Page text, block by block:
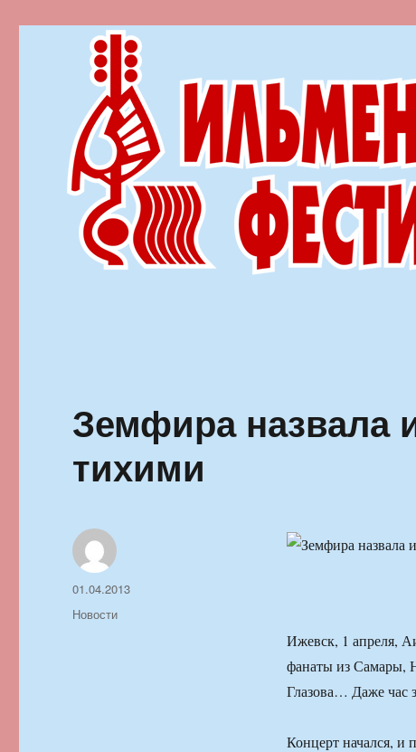
Земфира назвала
тихими
Ижевск, 1 апреля,
фанаты из Самары,
Глазова… Даже час
Концерт начался, и
Автор
Опубликовано
01.04.2013
Рубрики
Новости